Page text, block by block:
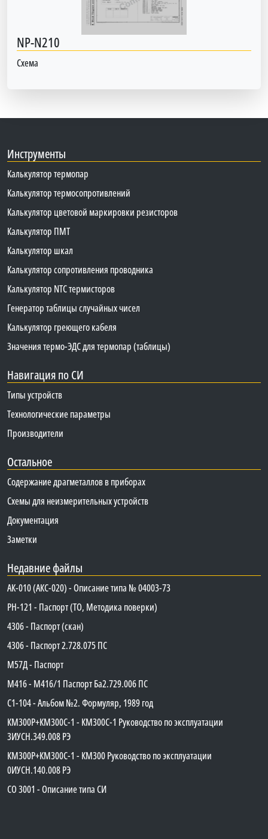
NP-N210
Схема
Инструменты
Калькулятор термопар
Калькулятор термосопротивлений
Калькулятор цветовой маркировки резисторов
Калькулятор ПМТ
Калькулятор шкал
Калькулятор сопротивления проводника
Калькулятор NTC термисторов
Генератор таблицы случайных чисел
Калькулятор греющего кабеля
Значения термо-ЭДС для термопар (таблицы)
Навигация по СИ
Типы устройств
Технологические параметры
Производители
Остальное
Содержание драгметаллов в приборах
Схемы для неизмерительных устройств
Документация
Заметки
Недавние файлы
АК-010 (АКС-020) - Описание типа № 04003-73
PH-121 - Паспорт (ТО, Методика поверки)
4306 - Паспорт (скан)
4306 - Паспорт 2.728.075 ПС
М57Д - Паспорт
М416 - М416/1 Паспорт Ба2.729.006 ПС
C1-104 - Альбом №2. Формуляр, 1989 год
КМ300Р+КМ300С-1 - КМ300C-1 Руководство по эксплуатации
3ИУСН.349.008 РЭ
КМ300Р+КМ300С-1 - КМ300 Руководство по эксплуатации
0ИУСН.140.008 РЭ
СО 3001 - Описание типа СИ